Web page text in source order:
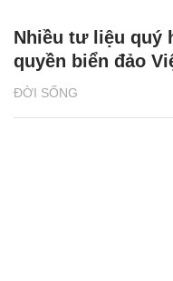
ĐỜI SỐNG
Nhiều tư liệu quý
quyền biển đảo